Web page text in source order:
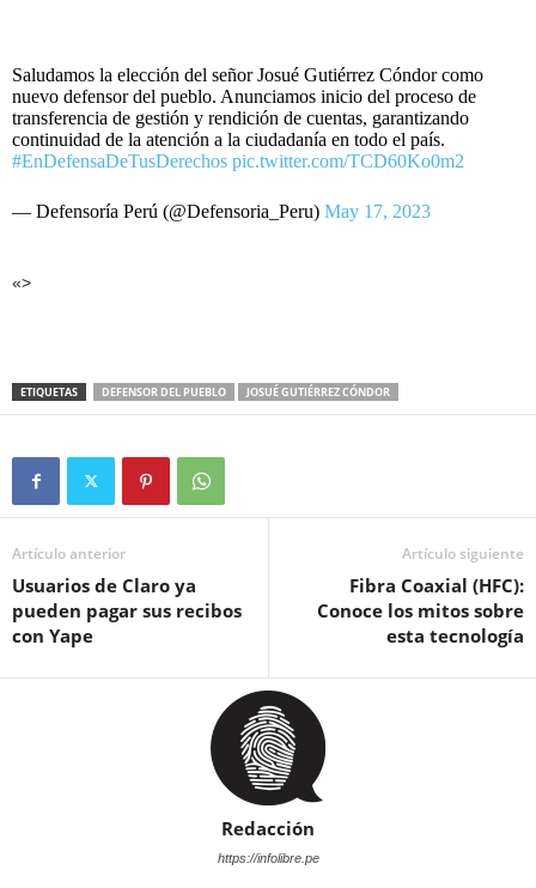
Saludamos la elección del señor Josué Gutiérrez Cóndor como
nuevo defensor del pueblo. Anunciamos inicio del proceso de
transferencia de gestión y rendición de cuentas, garantizando
continuidad de la atención a la ciudadanía en todo el país.
#EnDefensaDeTusDerechos pic.twitter.com/TCD60Ko0m2
— Defensoría Perú (@Defensoria_Peru) May 17, 2023
«>
ETIQUETAS DEFENSOR DEL PUEBLO JOSUÉ GUTIÉRREZ CÓNDOR
Artículo anterior
Usuarios de Claro ya
pueden pagar sus recibos
con Yape
Artículo siguiente
Fibra Coaxial (HFC):
Conoce los mitos sobre
esta tecnología
Redacción
https://infolibre.pe